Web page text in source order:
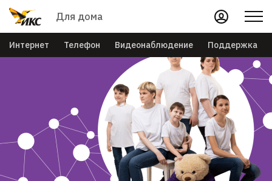
Интернет Телефон Видеонаблюдение Поддержка
Для дома